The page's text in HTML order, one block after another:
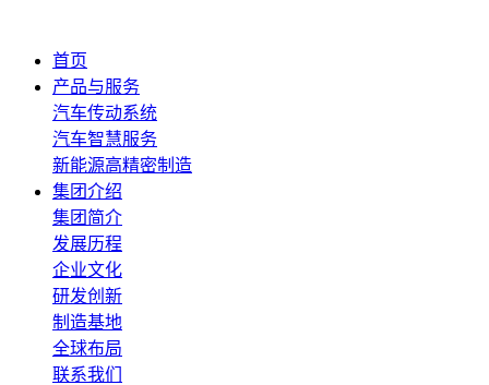
首页
产品与服务
汽车传动系统
汽车智慧服务
新能源高精密制造
集团介绍
集团简介
发展历程
企业文化
研发创新
制造基地
全球布局
联系我们